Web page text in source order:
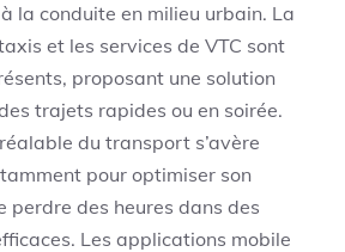
la conduite en milieu urbain. La
et les services de VTC sont
proposant une solution
trajets rapides ou en soirée.
du transport s’avère
pour optimiser son
perdre des heures dans des
Les applications mobile